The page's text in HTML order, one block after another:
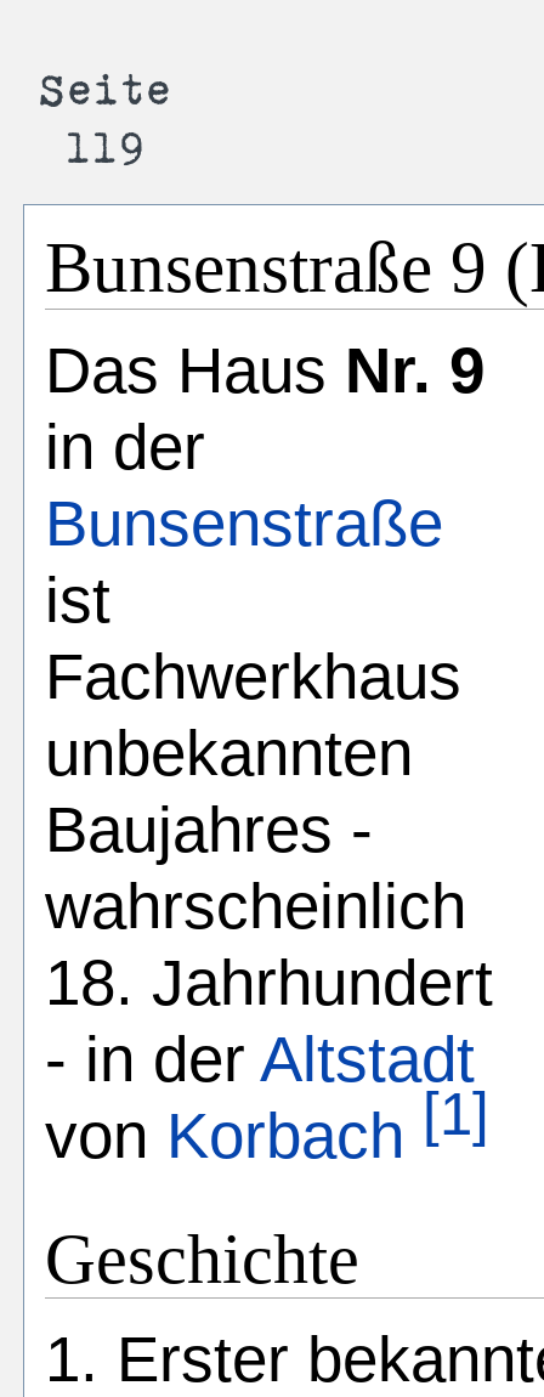
Bunsenstraße 9
Das Haus Nr. 9
in der
Bunsenstraße
ist
Fachwerkhaus
unbekannten
Baujahres -
wahrscheinlich
18. Jahrhundert
- in derAltstadt
von Korbach [1]
Geschichte
1. Erster